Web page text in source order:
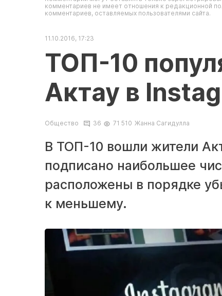
комментариев не имеет отношения к редакционной
комментариев, оставляемых пользователями сайта.
11.10.2016, 17:23
ТОП-10
Актау в
Общество 36 71 510 Жанна Сагидулла
В ТОП-10 вошли жители
подписано наибольшее
расположены в порядке
к меньшему.